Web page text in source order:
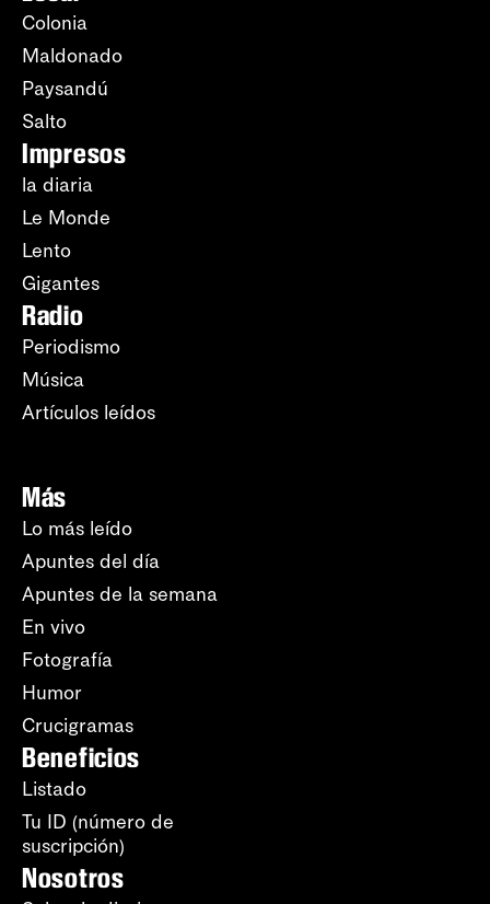
Colonia
Maldonado
Paysandú
Salto
Impresos
la diaria
Le Monde
Lento
Gigantes
Radio
Periodismo
Música
Artículos leídos
Más
Lo más leído
Apuntes del día
Apuntes de la semana
En vivo
Fotografía
Humor
Crucigramas
Beneficios
Listado
Tu ID (número de
suscripción)
Nosotros